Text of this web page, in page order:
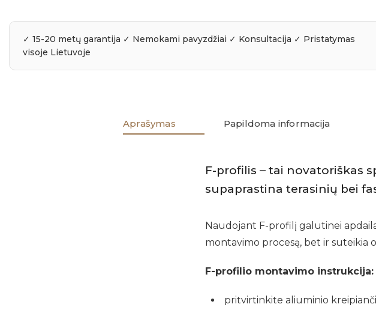
Aprašymas Papildoma informacija
F-profilis – tai novatoriškas
supaprastina terasinių bei
Naudojant F-profilį galutinei
montavimo procesą, bet ir suteikia
F-profilio montavimo instrukcija:
pritvirtinkite aliuminio